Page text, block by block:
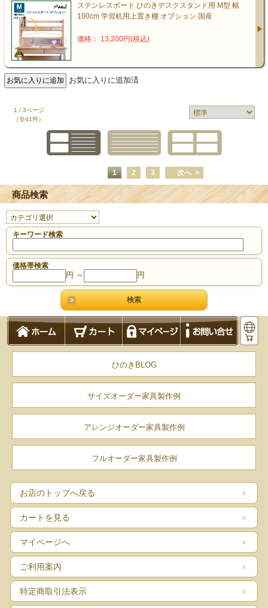
ステンレスボード ひのきデスクスタンド用 M型 幅
100cm 学習机用上置き棚 オプション 国産
価格： 13,200円(税込)
お気に入りに追加済
1 / 3ページ
（全41件）
1 2 3 次へ
商品検索
キーワード検索
価格帯検索
円 ～ 円
ひのきBLOG
サイズオーダー家具製作例
アレンジオーダー家具製作例
フルオーダー家具製作例
お店のトップへ戻る
カートを見る
マイページへ
ご利用案内
特定商取引法表示